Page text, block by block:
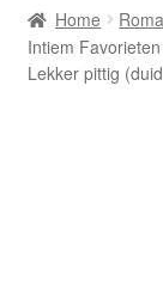
Afrekenen
Home
Intiem
Lekker pittig